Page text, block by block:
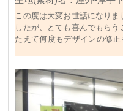
この度は大変お世話になり
したが、とても喜んでもら
たえて何度もデザインの修